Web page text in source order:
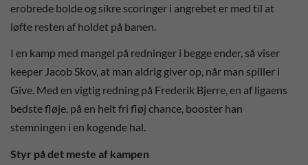
erobrede bolde og sikre scoringer i angrebet er med til at
løfte resten af holdet på banen.
I en kamp med mangel på redninger i begge ender, så viser
keeper Jacob Skov, at man aldrig giver op, når man spiller i
Give. Med en vigtig redning på Frederik Bjerre, en af ligaens
bedste fløje, på en helt fri fløj chance, booster han
stemningen i en kogende hal.
Styr på det meste af kampen